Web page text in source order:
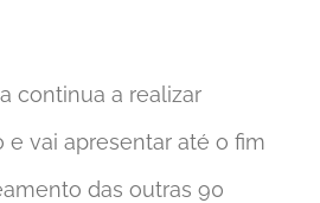
continua a realizar
e vai apresentar até o fim
das outras 90